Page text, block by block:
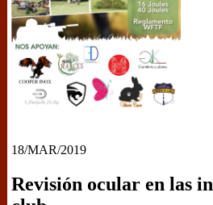
18/MAR/2019
Revisión ocular en las